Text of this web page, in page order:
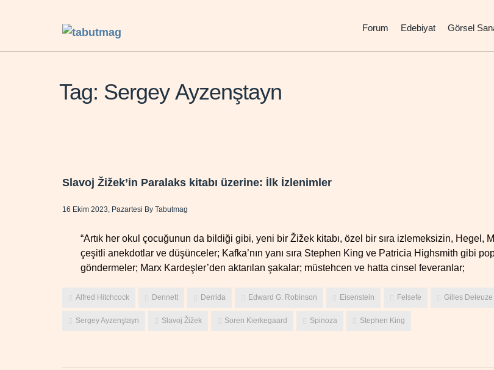
Forum Edebiyat Görsel
Tag: Sergey Ayzenştayn
Slavoj Žižek’in Paralaks kitabı üzerine: İlk İzlenimler
16 Ekim 2023, Pazartesi By Tabutmag
“Artık her okul çocuğunun da bildiği gibi, yeni bir Žižek kitabı, özel bir sıra izlemeksizin, Hegel,
çeşitli anekdotlar ve düşünceler; Kafka’nın yanı sıra Stephen King ve Patricia Highsmith gibi
göndermeler; Marx Kardeşler’den aktarılan şakalar; müstehcen ve hatta cinsel feveranlar;
Alfred Hitchcock Dennett Derrida Edward G. Robinson Eisenstein Felsefe Gilles Deleuze
Sergey Ayzenştayn Slavoj Žižek Soren Kierkegaard Spinoza Stephen King